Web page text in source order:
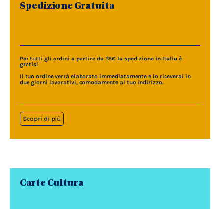
Spedizione Gratuita
Per tutti gli ordini a partire da 35€ la spedizione in Italia è
gratis!
Il tuo ordine verrà elaborato immediatamente e lo riceverai in
due giorni lavorativi, comodamente al tuo indirizzo.
Scopri di più
Carte Cultura